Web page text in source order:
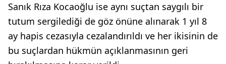
Sanık Rıza Kocaoğlu ise aynı suçtan saygılı bir
tutum sergilediği de göz önüne alınarak 1 yıl 8
ay hapis cezasıyla cezalandırıldı ve her ikisinin de
bu suçlardan hükmün açıklanmasının geri